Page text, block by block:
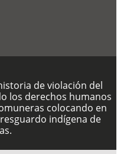
de violación del
los derechos humanos
colocando en
indígena de